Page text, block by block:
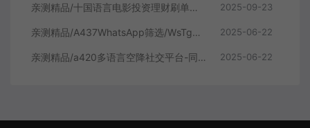
亲测精品/十国语言电影投资理财刷单系统/理财分红源码 2025-09-23
亲测精品/A437WhatsApp筛选/WsTg外贸营销/Supplier推特号/FB号/谷歌号/小火箭/WsChannel社交账号 2025-06-22
亲测精品/a420多语言空降社交平台-同城任务接单 2025-06-22